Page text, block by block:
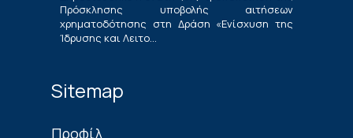
Επιχειρήσεων»
Πρόσκλησης υποβολής αιτήσεων
χρηματοδότησης στη Δράση «Ενίσχυση της
Ίδρυσης και Λειτο...
Sitemap
Πρoφίλ